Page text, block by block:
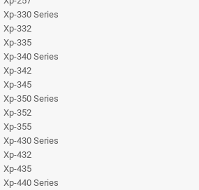
Xp-330 Series
Xp-332
Xp-335
Xp-340 Series
Xp-342
Xp-345
Xp-350 Series
Xp-352
Xp-355
Xp-430 Series
Xp-432
Xp-435
Xp-440 Series